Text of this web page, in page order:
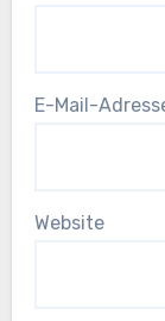
E-Mail-
Website